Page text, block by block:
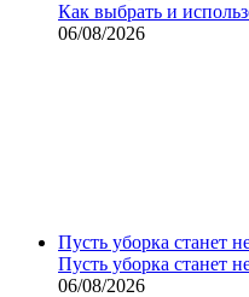
Как выбрать и
06/08/2026
Пусть уборка станет
Пусть уборка станет
06/08/2026